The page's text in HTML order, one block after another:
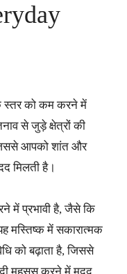
के स्तर को कम करने में
से जुड़े क्षेत्रों की
आपको शांत और
मिलती है।
में प्रभावी है, जैसे कि
मस्तिष्क में सकारात्मक
को बढ़ाता है, जिससे